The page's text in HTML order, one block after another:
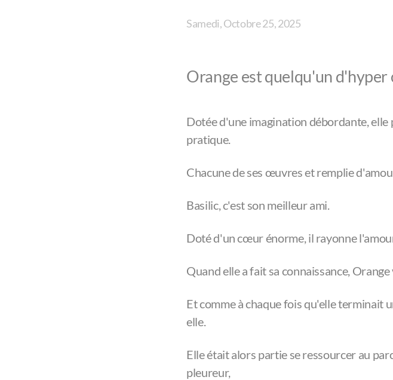
Samedi, Octobre 25, 2025
Orange est quelqu'un d'hyper
Dotée d'une imagination débordante, elle
pratique.
Chacune de ses œuvres et remplie
Basilic, c'est son meilleur ami.
Doté d'un cœur énorme, il rayonne
Quand elle a fait sa connaissance,
Et comme à chaque fois qu'elle terminait
elle.
Elle était alors partie se ressourcer au
pleureur,